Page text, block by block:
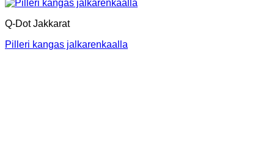
Q-Dot Jakkarat
Pilleri kangas jalkarenkaalla